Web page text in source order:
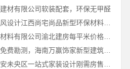
材有限公司软装配套，环保无甲醛
江西家装奶油风设计江西尚宅尚品新型环保材料有限公司
重庆御墅建筑材料有限公司渝北建房每平米价格环保材料
海南同城家装免费勘测，海南万赢饰家新型建筑材料有限公司